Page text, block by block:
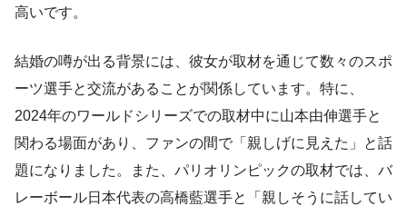
高いです。
結婚の噂が出る背景には、彼女が取材を通じて数々のスポ
ーツ選手と交流があることが関係しています。特に、
2024年のワールドシリーズでの取材中に山本由伸選手と
関わる場面があり、ファンの間で「親しげに見えた」と話
題になりました。また、パリオリンピックの取材では、バ
レーボール日本代表の高橋藍選手と「親しそうに話してい